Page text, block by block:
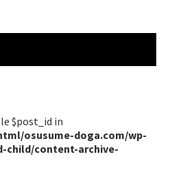
$post_id in
osusume-doga.com/wp-
child/content-archive-